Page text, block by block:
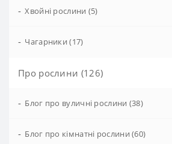
- Хвойні рослини (5)
- Чагарники (17)
Про рослини (126)
- Блог про вуличні рослини (38)
- Блог про кімнатні рослини (60)